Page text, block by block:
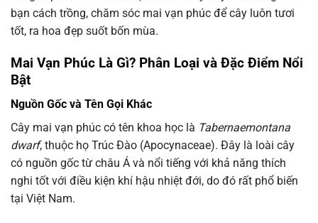
bạn cách trồng, chăm sóc mai vạn phúc để cây luôn tươi
tốt, ra hoa đẹp suốt bốn mùa.
Mai Vạn Phúc Là Gì? Phân Loại và Đặc Điểm Nổi
Bật
Nguồn Gốc và Tên Gọi Khác
Cây mai vạn phúc có tên khoa học là Tabernaemontana
dwarf, thuộc họ Trúc Đào (Apocynaceae). Đây là loài cây
có nguồn gốc từ châu Á và nổi tiếng với khả năng thích
nghi tốt với điều kiện khí hậu nhiệt đới, do đó rất phổ biến
tại Việt Nam.